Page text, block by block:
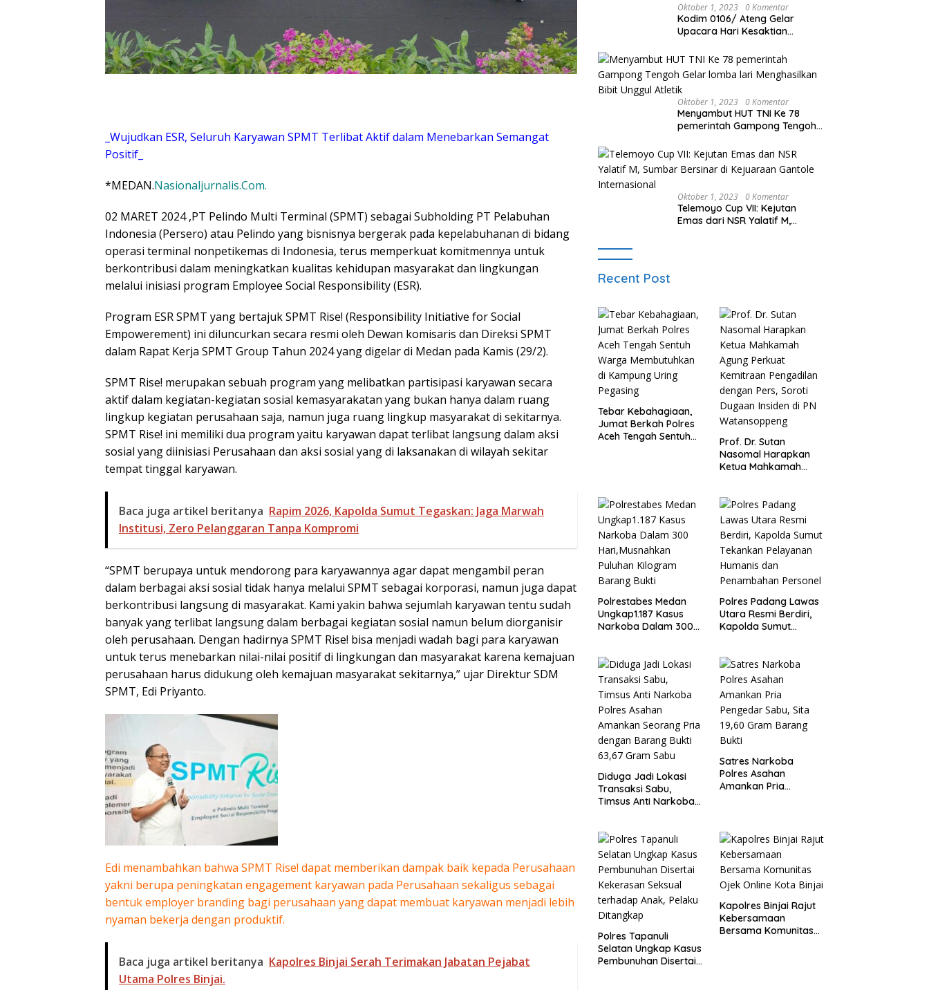
_Wujudkan ESR, Seluruh Karyawan SPMT Terlibat Aktif dalam Menebarkan Semangat
Positif_
*MEDAN.Nasionaljurnalis.Com.
02 MARET 2024 ,PT Pelindo Multi Terminal (SPMT) sebagai Subholding PT Pelabuhan
Indonesia (Persero) atau Pelindo yang bisnisnya bergerak pada kepelabuhanan di bidang
operasi terminal nonpetikemas di Indonesia, terus memperkuat komitmennya untuk
berkontribusi dalam meningkatkan kualitas kehidupan masyarakat dan lingkungan
melalui inisiasi program Employee Social Responsibility (ESR).
Program ESR SPMT yang bertajuk SPMT Rise! (Responsibility Initiative for Social
Empowerement) ini diluncurkan secara resmi oleh Dewan komisaris dan Direksi SPMT
dalam Rapat Kerja SPMT Group Tahun 2024 yang digelar di Medan pada Kamis (29/2).
SPMT Rise! merupakan sebuah program yang melibatkan partisipasi karyawan secara
aktif dalam kegiatan-kegiatan sosial kemasyarakatan yang bukan hanya dalam ruang
lingkup kegiatan perusahaan saja, namun juga ruang lingkup masyarakat di sekitarnya.
SPMT Rise! ini memiliki dua program yaitu karyawan dapat terlibat langsung dalam aksi
sosial yang diinisiasi Perusahaan dan aksi sosial yang di laksanakan di wilayah sekitar
tempat tinggal karyawan.
Baca juga artikel beritanya Rapim 2026, Kapolda Sumut Tegaskan: Jaga Marwah
Institusi, Zero Pelanggaran Tanpa Kompromi
“SPMT berupaya untuk mendorong para karyawannya agar dapat mengambil peran
dalam berbagai aksi sosial tidak hanya melalui SPMT sebagai korporasi, namun juga dapat
berkontribusi langsung di masyarakat. Kami yakin bahwa sejumlah karyawan tentu sudah
banyak yang terlibat langsung dalam berbagai kegiatan sosial namun belum diorganisir
oleh perusahaan. Dengan hadirnya SPMT Rise! bisa menjadi wadah bagi para karyawan
untuk terus menebarkan nilai-nilai positif di lingkungan dan masyarakat karena kemajuan
perusahaan harus didukung oleh kemajuan masyarakat sekitarnya,” ujar Direktur SDM
SPMT, Edi Priyanto.
Edi menambahkan bahwa SPMT Rise! dapat memberikan dampak baik kepada Perusahaan
yakni berupa peningkatan engagement karyawan pada Perusahaan sekaligus sebagai
bentuk employer branding bagi perusahaan yang dapat membuat karyawan menjadi lebih
nyaman bekerja dengan produktif.
Baca juga artikel beritanya Kapolres Binjai Serah Terimakan Jabatan Pejabat
Utama Polres Binjai.
Oktober 1, 2023 0 Komentar
Kodim 0106/ Ateng Gelar
Upacara Hari Kesaktian
Oktober 1, 2023 0 Komentar
Menyambut HUT TNI Ke 78
pemerintah Gampong Tengoh
Bibit Unggul Atletik
Oktober 1, 2023 0 Komentar
Telemoyo Cup VII: Kejutan
Emas dari NSR Yalatif M,
Recent Post
Tebar Kebahagiaan,
Jumat Berkah Polres
Aceh Tengah Sentuh
Prof. Dr. Sutan
Nasomal Harapkan
Ketua Mahkamah
dengan Pers, Soroti
Dugaan Insiden di PN
Watansoppeng
Polrestabes Medan
Ungkap1.187 Kasus
Narkoba Dalam 300
Barang Bukti
Polres Padang Lawas
Utara Resmi Berdiri,
Kapolda Sumut
Penambahan Personel
Diduga Jadi Lokasi
Transaksi Sabu,
Timsus Anti Narkoba
Pria dengan Barang
Bukti 63,67 Gram
Sabu
Satres Narkoba
Polres Asahan
Amankan Pria
Polres Tapanuli
Selatan Ungkap Kasus
Pembunuhan Disertai
Kapolres Binjai Rajut
Kebersamaan
Bersama Komunitas